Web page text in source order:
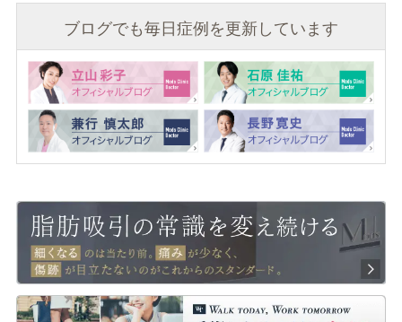
ブログでも毎日症例を更新しています